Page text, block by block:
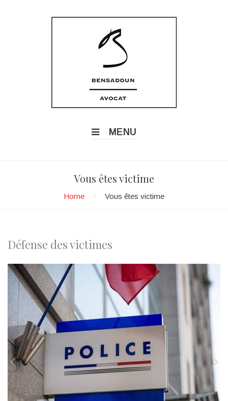
MENU
Vous êtes victime
Home / Vous êtes victime
Défense des victimes

